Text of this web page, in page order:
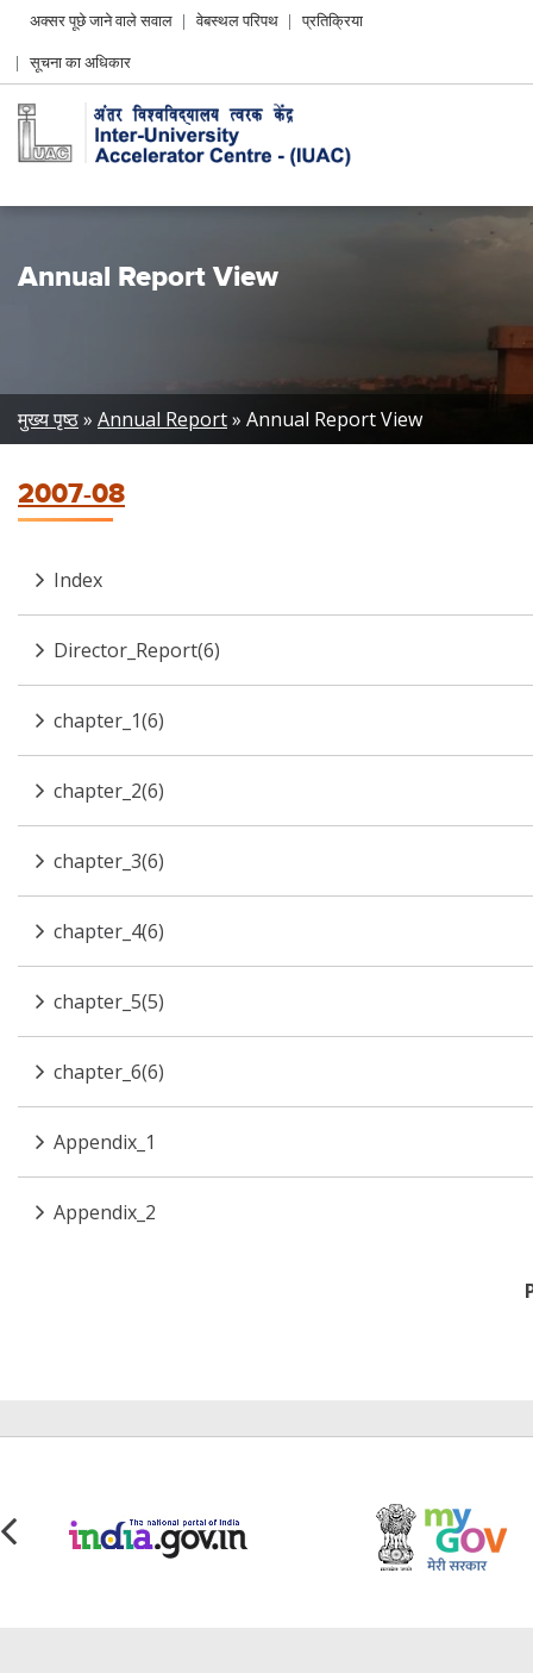
Header
menu
अक्सर पूछे जाने वाले सवाल वेबस्थल परिपथ
प्रतिक्रिया
सूचना का अधिकार
Annual Report View
Breadcrumb
मुख्य पृष्ठ Annual Report Annual Report View
2007-08
Index
Director_Report(6)
chapter_1(6)
chapter_2(6)
chapter_3(6)
chapter_4(6)
chapter_5(5)
chapter_6(6)
Appendix_1
Appendix_2